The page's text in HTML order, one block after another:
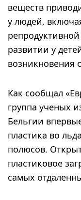
веществ
у людей,
развитии у
возникновения
Как сообщал
группа ученых
Бельгии
пластика во
полюсов.
пластиковое
самых